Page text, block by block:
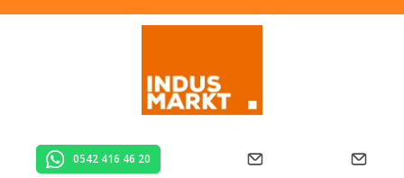
Tüm Alışverişlerde Vade Farksız 2 Taksit!
0542 416 46 20